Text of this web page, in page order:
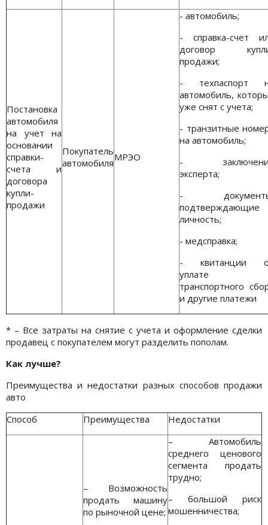
Постановка
автомобиля
на учет на
основании
справки-
счета и
договора
купли-
продажи
Покупатель
автомобиляМРЭО
- автомобиль;
- справка-счет
договор
продажи;
- техпаспорт
автомобиль,
уже снят с учета;
- транзитные
на автомобиль;
-
эксперта;
-
подтверждающие
личность;
- медсправка;
- квитанции
уплате
транспортного
и другие платежи
* – Все затраты на снятие с учета и оформление сделки
продавец с покупателем могут разделить пополам.
Как лучше?
Преимущества и недостатки разных способов продажи
авто
Способ
Преимущества Недостатки
– Возможность
продать машину
по рыночной цене;
– Автомобиль
среднего ценового
сегмента продать
трудно;
– большой риск
мошенничества;